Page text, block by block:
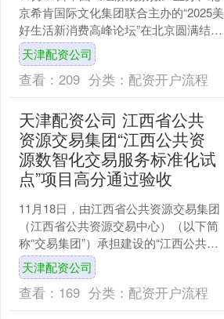
京希肯国际文化集团联合主办的“2025美
好生活新消费高峰论坛”在北京圆满结
束。本论坛已连续成功举办十一届，邀
请了政企研学各....
天津配资公司
查看： 209 分类： 配资开户流程
天津配资公司 江西省公共
资源交易集团“江西公共资
源数智化交易服务标准化试
点”项目高分通过验收
11月18日，由江西省公共资源交易集团
（江西省公共资源交易中心）（以下简
称“交易集团”）承担建设的“江西公共资
源数智化交易服务标准化试点”项目，以
97分优异成绩....
天津配资公司
查看： 169 分类： 配资开户流程